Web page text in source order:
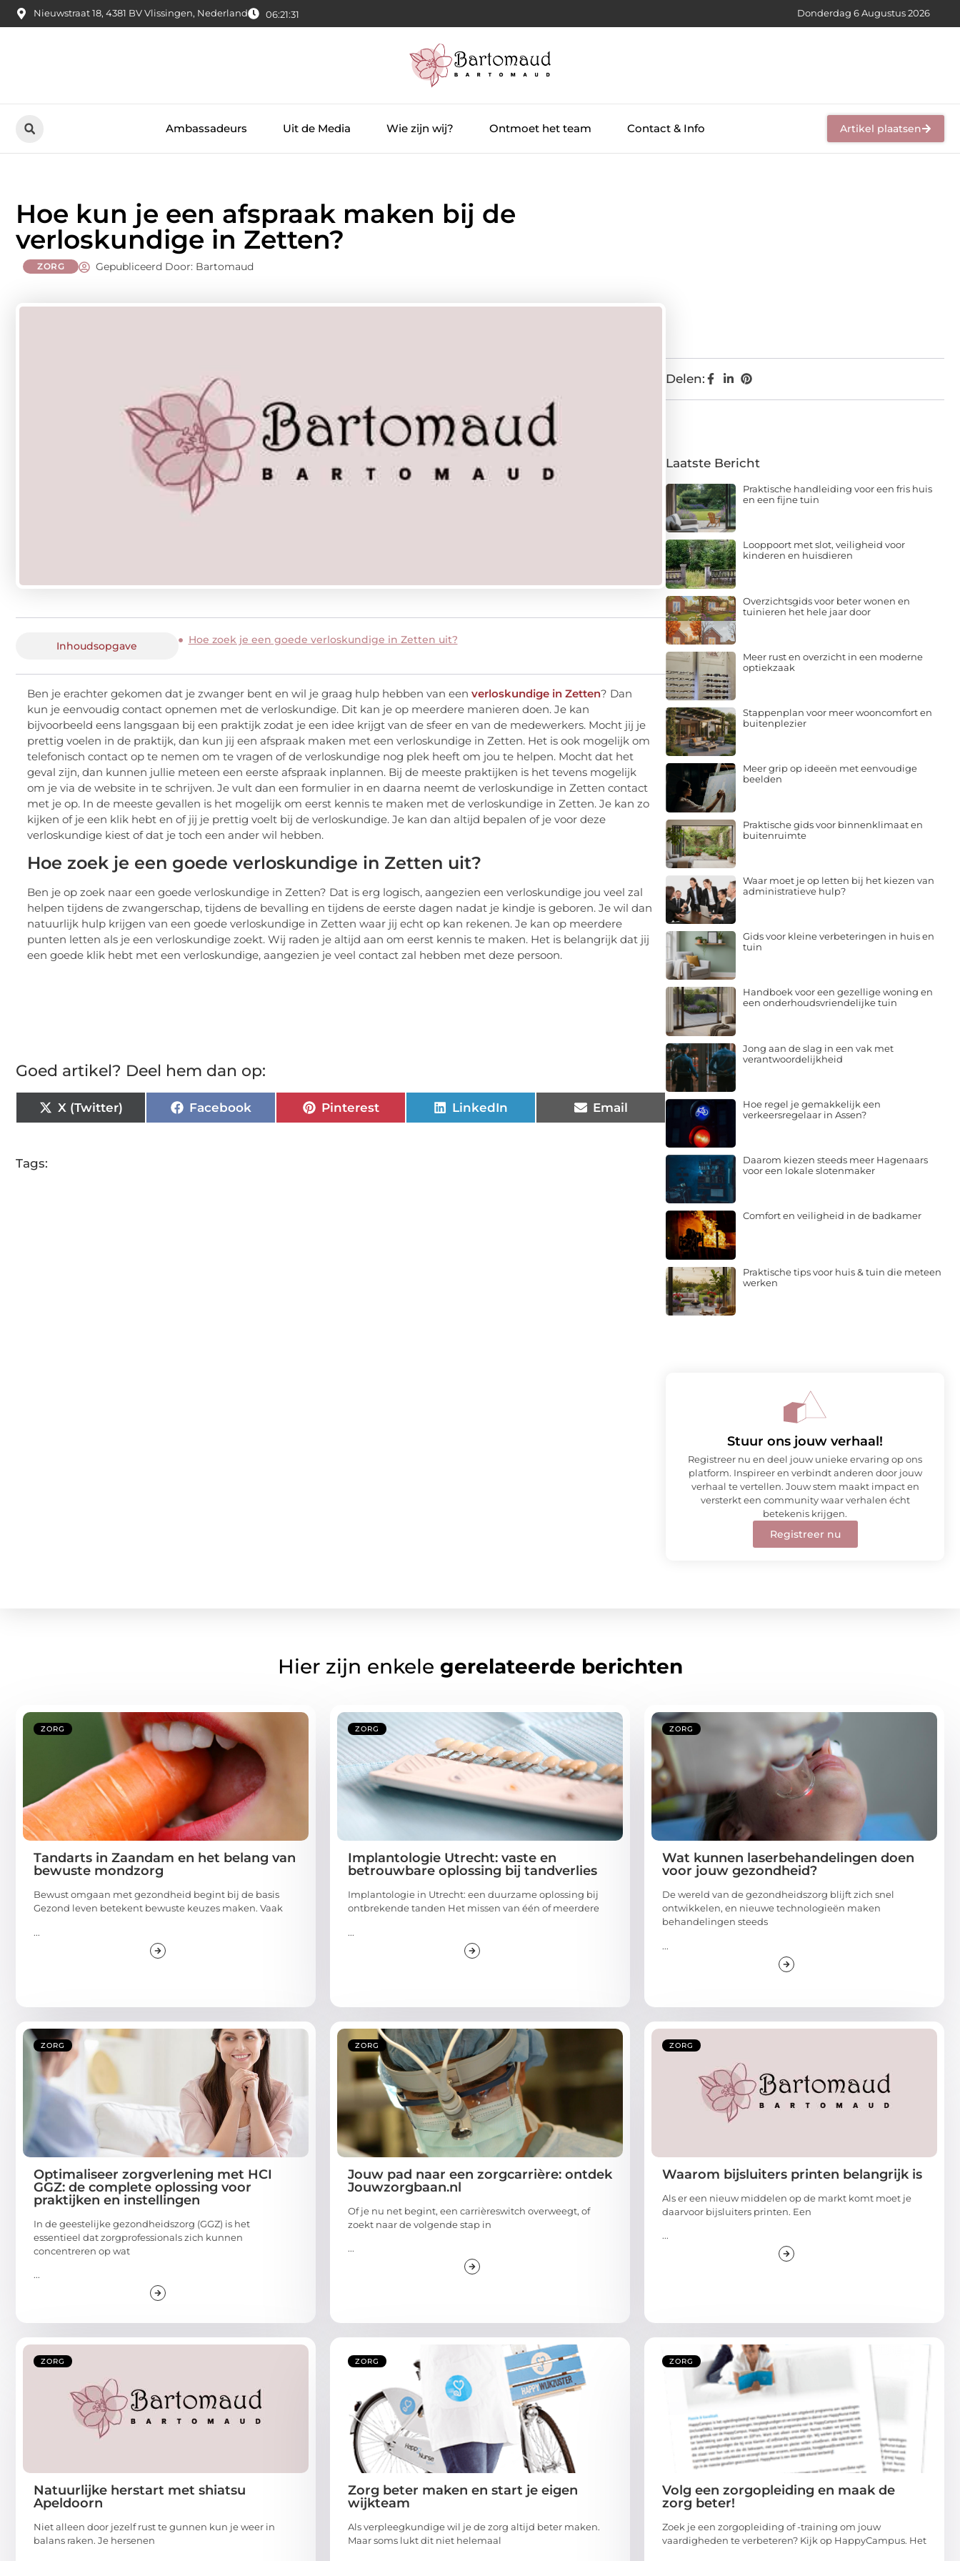
Nieuwstraat 18, 4381 BV Vlissingen, Nederland 06:21:32 Donderdag 6 Augustus 2026
Ambassadeurs Uit de Media Wie zijn wij? Ontmoet het team Contact & Info Artikel plaatsen
Hoe kun je een afspraak maken bij de
verloskundige in Zetten?
ZORG Gepubliceerd Door: Bartomaud
Inhoudsopgave Hoe zoek je een goede verloskundige in Zetten uit?
Ben je erachter gekomen dat je zwanger bent en wil je graag hulp hebben van een verloskundige in Zetten? Dan
kun je eenvoudig contact opnemen met de verloskundige. Dit kan je op meerdere manieren doen. Je kan
bijvoorbeeld eens langsgaan bij een praktijk zodat je een idee krijgt van de sfeer en van de medewerkers. Mocht jij je
prettig voelen in de praktijk, dan kun jij een afspraak maken met een verloskundige in Zetten. Het is ook mogelijk om
telefonisch contact op te nemen om te vragen of de verloskundige nog plek heeft om jou te helpen. Mocht dat het
geval zijn, dan kunnen jullie meteen een eerste afspraak inplannen. Bij de meeste praktijken is het tevens mogelijk
om je via de website in te schrijven. Je vult dan een formulier in en daarna neemt de verloskundige in Zetten contact
met je op. In de meeste gevallen is het mogelijk om eerst kennis te maken met de verloskundige in Zetten. Je kan zo
kijken of je een klik hebt en of jij je prettig voelt bij de verloskundige. Je kan dan altijd bepalen of je voor deze
verloskundige kiest of dat je toch een ander wil hebben.
Hoe zoek je een goede verloskundige in Zetten uit?
Ben je op zoek naar een goede verloskundige in Zetten? Dat is erg logisch, aangezien een verloskundige jou veel zal
helpen tijdens de zwangerschap, tijdens de bevalling en tijdens de eerste dagen nadat je kindje is geboren. Je wil dan
natuurlijk hulp krijgen van een goede verloskundige in Zetten waar jij echt op kan rekenen. Je kan op meerdere
punten letten als je een verloskundige zoekt. Wij raden je altijd aan om eerst kennis te maken. Het is belangrijk dat jij
een goede klik hebt met een verloskundige, aangezien je veel contact zal hebben met deze persoon.
Goed artikel? Deel hem dan op:
X (Twitter) Facebook Pinterest LinkedIn Email
Tags:
Delen:
Laatste Bericht
Praktische handleiding voor een fris huis
en een fijne tuin
Looppoort met slot, veiligheid voor
kinderen en huisdieren
Overzichtsgids voor beter wonen en
tuinieren het hele jaar door
Meer rust en overzicht in een moderne
optiekzaak
Stappenplan voor meer wooncomfort en
buitenplezier
Meer grip op ideeën met eenvoudige
beelden
Praktische gids voor binnenklimaat en
buitenruimte
Waar moet je op letten bij het kiezen van
administratieve hulp?
Gids voor kleine verbeteringen in huis en
tuin
Handboek voor een gezellige woning en
een onderhoudsvriendelijke tuin
Jong aan de slag in een vak met
verantwoordelijkheid
Hoe regel je gemakkelijk een
verkeersregelaar in Assen?
Daarom kiezen steeds meer Hagenaars
voor een lokale slotenmaker
Comfort en veiligheid in de badkamer
Praktische tips voor huis & tuin die meteen
werken
Stuur ons jouw verhaal!
Registreer nu en deel jouw unieke ervaring op ons
platform. Inspireer en verbindt anderen door jouw
verhaal te vertellen. Jouw stem maakt impact en
versterkt een community waar verhalen écht
betekenis krijgen.
Registreer nu
Hier zijn enkele gerelateerde berichten
ZORG
Tandarts in Zaandam en het belang van
bewuste mondzorg
Bewust omgaan met gezondheid begint bij de basis
Gezond leven betekent bewuste keuzes maken. Vaak
...
ZORG
Implantologie Utrecht: vaste en
betrouwbare oplossing bij tandverlies
Implantologie in Utrecht: een duurzame oplossing bij
ontbrekende tanden Het missen van één of meerdere
...
ZORG
Wat kunnen laserbehandelingen doen
voor jouw gezondheid?
De wereld van de gezondheidszorg blijft zich snel
ontwikkelen, en nieuwe technologieën maken
behandelingen steeds
...
ZORG
Optimaliseer zorgverlening met HCI
GGZ: de complete oplossing voor
praktijken en instellingen
In de geestelijke gezondheidszorg (GGZ) is het
essentieel dat zorgprofessionals zich kunnen
concentreren op wat
...
ZORG
Jouw pad naar een zorgcarrière: ontdek
Jouwzorgbaan.nl
Of je nu net begint, een carrièreswitch overweegt, of
zoekt naar de volgende stap in
...
ZORG
Waarom bijsluiters printen belangrijk is
Als er een nieuw middelen op de markt komt moet je
daarvoor bijsluiters printen. Een
...
ZORG
Natuurlijke herstart met shiatsu
Apeldoorn
Niet alleen door jezelf rust te gunnen kun je weer in
balans raken. Je hersenen
ZORG
Zorg beter maken en start je eigen
wijkteam
Als verpleegkundige wil je de zorg altijd beter maken.
Maar soms lukt dit niet helemaal
ZORG
Volg een zorgopleiding en maak de
zorg beter!
Zoek je een zorgopleiding of -training om jouw
vaardigheden te verbeteren? Kijk op HappyCampus. Het